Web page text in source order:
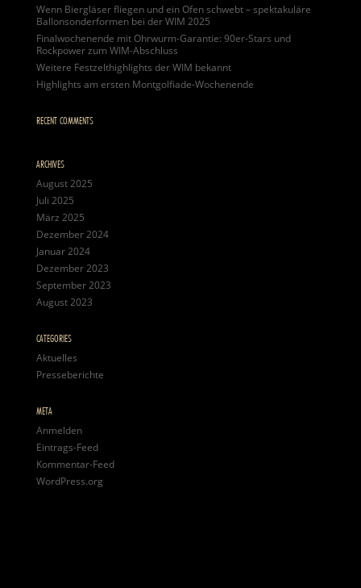
Wenn Biergläser fliegen und ein Ofen schwebt – spektakuläre
Ballonsonderformen bei der WIM 2025
Finalwochenende mit Ohrwurm-Garantie: 90er-Stars und
Rockpower zum WIM-Abschluss
Weitere Festzelthighlights der WIM bekannt
Highlights am ersten Montgolfiade-Wochenende
RECENT COMMENTS
ARCHIVES
August 2025
Juli 2025
März 2025
Dezember 2024
Januar 2024
Dezember 2023
September 2023
August 2023
CATEGORIES
Aktuelles
Presseberichte
META
Anmelden
Eintrags-Feed
Kommentar-Feed
WordPress.org